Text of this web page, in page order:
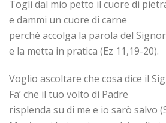
Togli dal mio petto il cuore di
e dammi un cuore di carne
perché accolga la parola del
e la metta in pratica (Ez 11,19-20).
Voglio ascoltare che cosa dice il
Fa’ che il tuo volto di Padre
risplenda su di me e io sarò salvo